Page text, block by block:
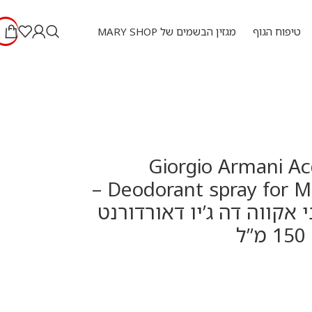
טיפוח הגוף מגזין הבשמים של MARY SHOP
Giorgio Armani
Deodorant spray for Men 150 ml –
אקווה דה ג’יו דאורדורנט